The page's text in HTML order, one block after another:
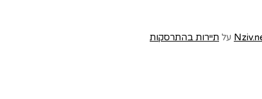
על תיירות בהתרסקות